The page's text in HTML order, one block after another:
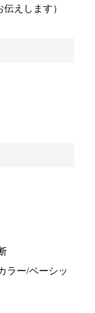
えします）
ラー/ベーシッ